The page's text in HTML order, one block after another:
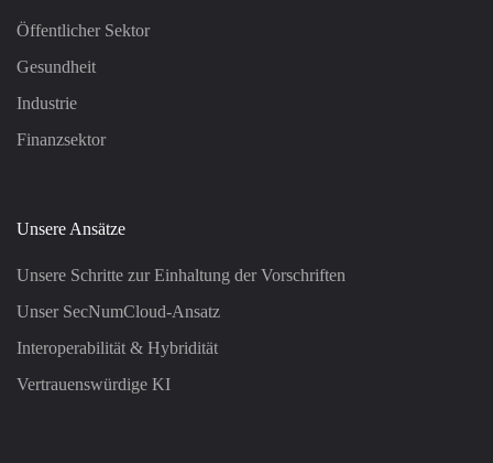
Öffentlicher Sektor
Gesundheit
Industrie
Finanzsektor
Unsere Ansätze
Unsere Schritte zur Einhaltung der Vorschriften
Unser SecNumCloud-Ansatz
Interoperabilität & Hybridität
Vertrauenswürdige KI